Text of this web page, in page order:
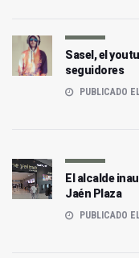
Sasel, el
seguidores
PUBLICADO
El alcalde
Jaén Plaza
PUBLICADO